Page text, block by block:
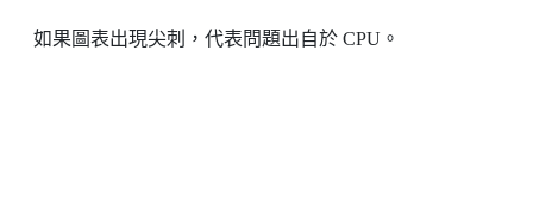
如果圖表出現尖刺，代表問題出自於 CPU。